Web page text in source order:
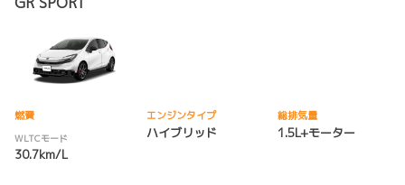
燃費
WLTCモード
30.7km/L
エンジンタイプ
ハイブリッド
総排気量
1.5L+モーター